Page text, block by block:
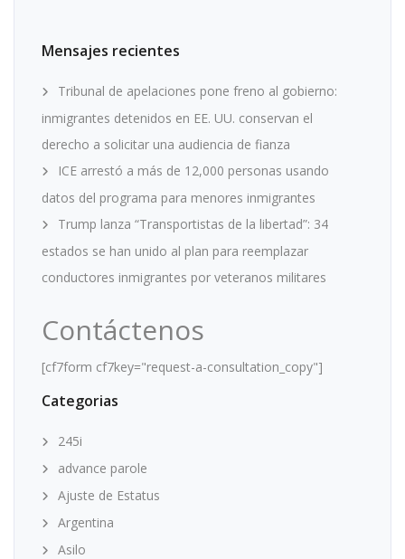
Mensajes recientes
Tribunal de apelaciones pone freno al gobierno:
inmigrantes detenidos en EE. UU. conservan el
derecho a solicitar una audiencia de fianza
ICE arrestó a más de 12,000 personas usando
datos del programa para menores inmigrantes
Trump lanza “Transportistas de la libertad”: 34
estados se han unido al plan para reemplazar
conductores inmigrantes por veteranos militares
Contáctenos
[cf7form cf7key="request-a-consultation_copy"]
Categorias
245i
advance parole
Ajuste de Estatus
Argentina
Asilo